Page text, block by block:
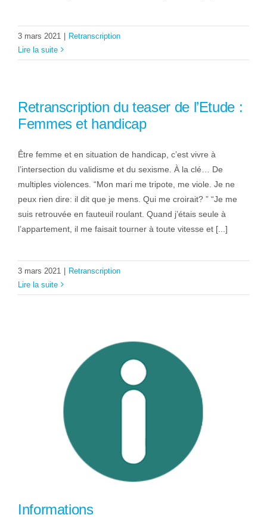
3 mars 2021
Retranscription
Lire la suite
Retranscription du teaser de l’Etude :
Femmes et handicap
Être femme et en situation de handicap, c’est vivre à
l’intersection du validisme et du sexisme. À la clé… De
multiples violences. “Mon mari me tripote, me viole. Je ne
peux rien dire: il dit que je mens. Qui me croirait? ” “Je me
suis retrouvée en fauteuil roulant. Quand j’étais seule à
l’appartement, il me faisait tourner à toute vitesse et [...]
3 mars 2021
Retranscription
Lire la suite
Informations